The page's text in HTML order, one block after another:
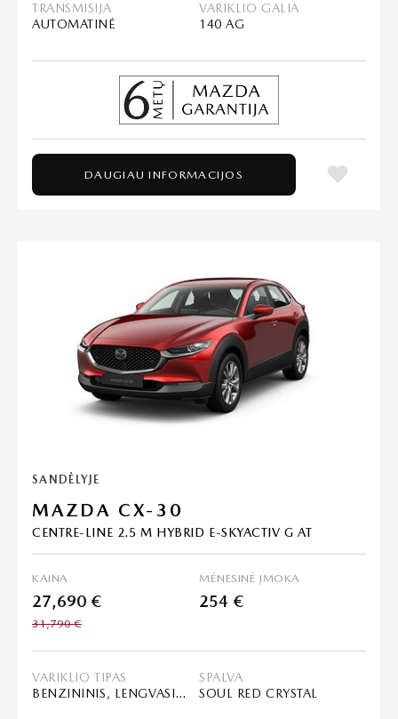
TRANSMISIJA
AUTOMATINĖ
VARIKLIO GALIA
140 AG
DAUGIAU INFORMACIJOS
SANDĖLYJE
MAZDA CX-30
CENTRE-LINE 2.5 M HYBRID E-SKYACTIV G AT
KAINA
27,690 €
31,790 €
MĖNESINĖ ĮMOKA
254 €
VARIKLIO TIPAS
BENZININIS, LENGVASIS HIBRIDAS (MHEV)
SPALVA
SOUL RED CRYSTAL